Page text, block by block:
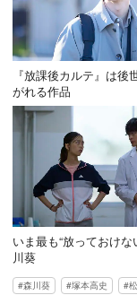
『放課後カルテ』は後
がれる作品
いま最も“放っておけな
川葵
森川葵 塚本高史